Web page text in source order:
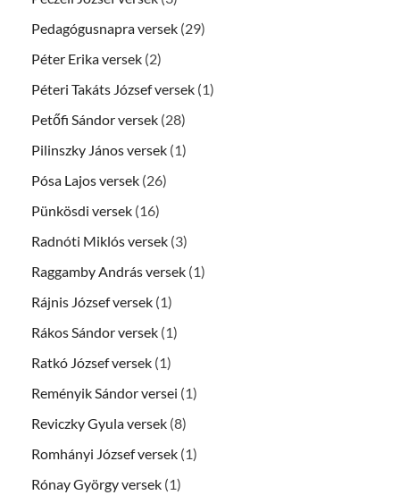
Pedagógusnapra versek (29)
Péter Erika versek (2)
Péteri Takáts József versek (1)
Petőfi Sándor versek (28)
Pilinszky János versek (1)
Pósa Lajos versek (26)
Pünkösdi versek (16)
Radnóti Miklós versek (3)
Raggamby András versek (1)
Rájnis József versek (1)
Rákos Sándor versek (1)
Ratkó József versek (1)
Reményik Sándor versei (1)
Reviczky Gyula versek (8)
Romhányi József versek (1)
Rónay György versek (1)